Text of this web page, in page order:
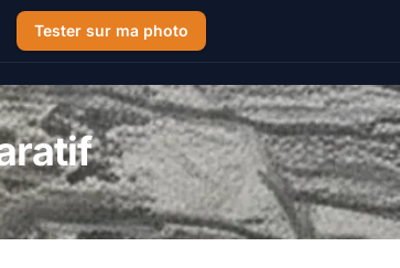
Tester sur ma photo